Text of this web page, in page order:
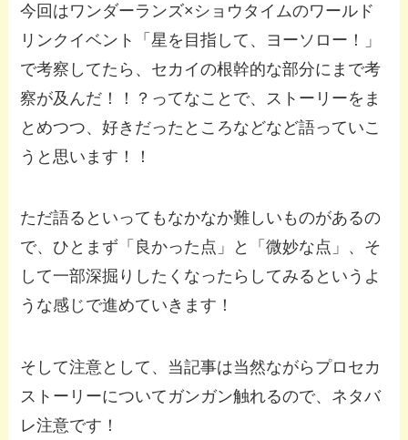
今回はワンダーランズ×ショウタイムのワールド
リンクイベント「星を目指して、ヨーソロー！」
で考察してたら、セカイの根幹的な部分にまで考
察が及んだ！！？ってなことで、ストーリーをま
とめつつ、好きだったところなどなど語っていこ
うと思います！！
ただ語るといってもなかなか難しいものがあるの
で、ひとまず「良かった点」と「微妙な点」、そ
して一部深掘りしたくなったらしてみるというよ
うな感じで進めていきます！
そして注意として、当記事は当然ながらプロセカ
ストーリーについてガンガン触れるので、ネタバ
レ注意です！